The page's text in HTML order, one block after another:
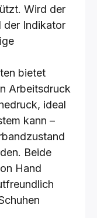
Wird der
der Indikator
bietet
Arbeitsdruck
ideal
kann –
Beide
Hand